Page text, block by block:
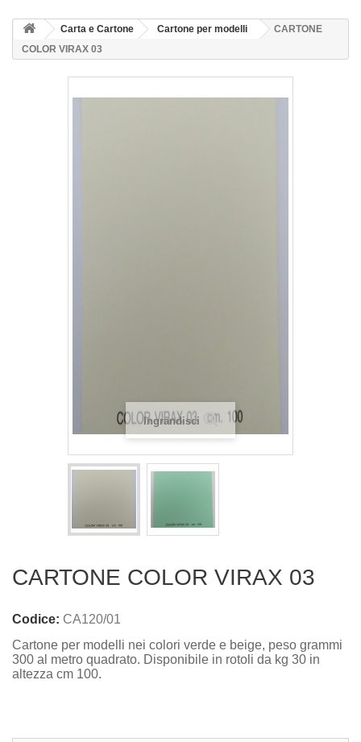
Carta e Cartone Cartone per modelli
CARTONE
COLOR VIRAX 03
Ingrandisci
CARTONE COLOR VIRAX 03
Codice: CA120/01
Cartone per modelli nei colori verde e beige, peso grammi
300 al metro quadrato. Disponibile in rotoli da kg 30 in
altezza cm 100.